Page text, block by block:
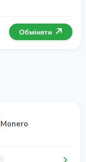
Обміняти
Monero